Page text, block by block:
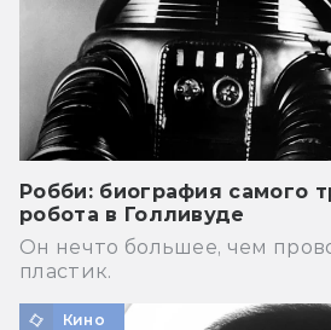
Робби: биография самого
робота в Голливуде
Он нечто большее, чем
пластик.
Кино